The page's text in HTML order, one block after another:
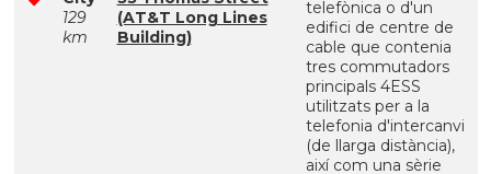
129
km
(AT&T Long Lines
Building)
telefònica o d'un
edifici de centre de
cable que contenia
tres commutadors
principals 4ESS
utilitzats per a la
telefonia d'intercanvi
(de llarga distància),
així com una sèrie